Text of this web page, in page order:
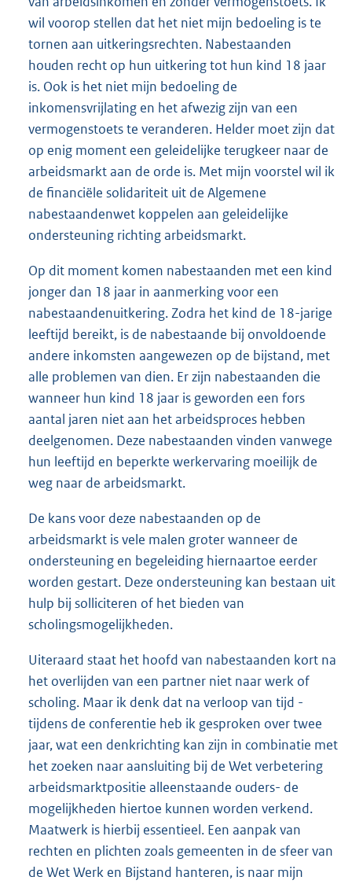
wil voorop stellen dat het niet mijn bedoeling is te
tornen aan uitkeringsrechten. Nabestaanden
houden recht op hun uitkering tot hun kind 18 jaar
is. Ook is het niet mijn bedoeling de
inkomensvrijlating en het afwezig zijn van een
vermogenstoets te veranderen. Helder moet zijn dat
op enig moment een geleidelijke terugkeer naar de
arbeidsmarkt aan de orde is. Met mijn voorstel wil ik
de financiële solidariteit uit de Algemene
nabestaandenwet koppelen aan geleidelijke
ondersteuning richting arbeidsmarkt.
Op dit moment komen nabestaanden met een kind
jonger dan 18 jaar in aanmerking voor een
nabestaandenuitkering. Zodra het kind de 18-jarige
leeftijd bereikt, is de nabestaande bij onvoldoende
andere inkomsten aangewezen op de bijstand, met
alle problemen van dien. Er zijn nabestaanden die
wanneer hun kind 18 jaar is geworden een fors
aantal jaren niet aan het arbeidsproces hebben
deelgenomen. Deze nabestaanden vinden vanwege
hun leeftijd en beperkte werkervaring moeilijk de
weg naar de arbeidsmarkt.
De kans voor deze nabestaanden op de
arbeidsmarkt is vele malen groter wanneer de
ondersteuning en begeleiding hiernaartoe eerder
worden gestart. Deze ondersteuning kan bestaan uit
hulp bij solliciteren of het bieden van
scholingsmogelijkheden.
Uiteraard staat het hoofd van nabestaanden kort na
het overlijden van een partner niet naar werk of
scholing. Maar ik denk dat na verloop van tijd -
tijdens de conferentie heb ik gesproken over twee
jaar, wat een denkrichting kan zijn in combinatie met
het zoeken naar aansluiting bij de Wet verbetering
arbeidsmarktpositie alleenstaande ouders- de
mogelijkheden hiertoe kunnen worden verkend.
Maatwerk is hierbij essentieel. Een aanpak van
rechten en plichten zoals gemeenten in de sfeer van
de Wet Werk en Bijstand hanteren, is naar mijn